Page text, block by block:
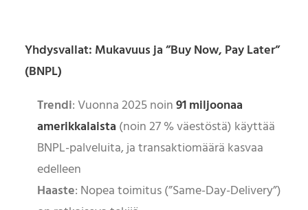
Yhdysvallat: Mukavuus ja ”Buy Now, Pay Later”
(BNPL)
Trendi: Vuonna 2025 noin91 miljoonaa
amerikkalaista (noin 27 % väestöstä) käyttää
BNPL-palveluita, ja transaktiomäärä kasvaa
edelleen
Haaste: Nopea toimitus (”Same-Day-Delivery”)